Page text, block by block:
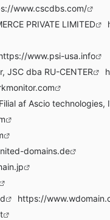
www.cscdbs.com/
PRIVATE LIMITED
www.psi-usa.info
JSC dba RU-CENTER
af Ascio technologies,
domains.de
https://